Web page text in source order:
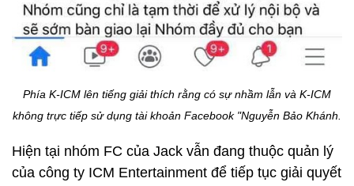
Phía K-ICM lên tiếng giải thích rằng có sự nhầm lẫn và K-ICM
không trực tiếp sử dụng tài khoản Facebook "Nguyễn Bảo Khánh.
Hiện tại nhóm FC của Jack vẫn đang thuộc quản lý
của công ty ICM Entertainment để tiếp tục giải quyết